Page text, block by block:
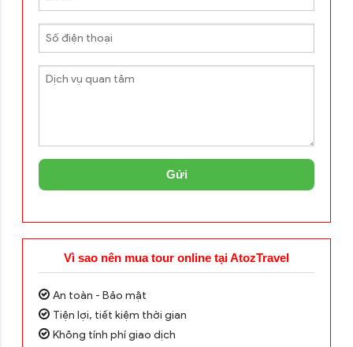
Gửi
Vì sao nên mua tour online tại AtozTravel
An toàn - Bảo mật
Tiện lợi, tiết kiệm thời gian
Không tính phí giao dịch